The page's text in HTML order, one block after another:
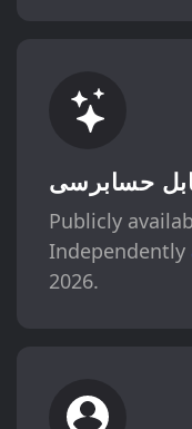
حسابرسی
Publicly
Independently
2026.